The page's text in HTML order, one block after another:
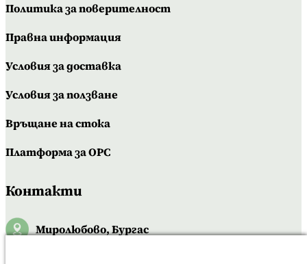
Политика за поверителност
Правна информация
Условия за доставка
Условия за ползване
Връщане на стока
Платформа за OPC
Контакти
Миролюбово, Бургас